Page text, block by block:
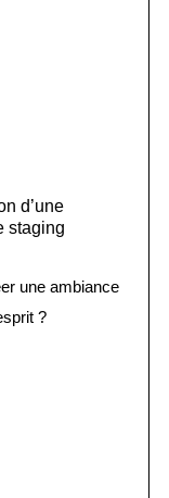
d’une
staging